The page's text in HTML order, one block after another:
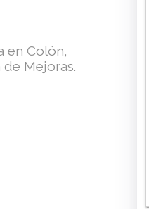
en Colón,
Mejoras.